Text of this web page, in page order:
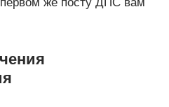
же посту ДПС вам